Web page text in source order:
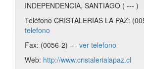
INDEPENDENCIA, SANTIAGO ( --- )
Teléfono CRISTALERIAS LA PAZ:
telefono
Fax: (0056-2) --- ver telefono
Web: http://www.cristalerialapaz.cl